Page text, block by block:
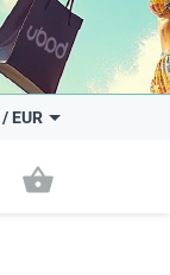
/ EUR
shopping_basket